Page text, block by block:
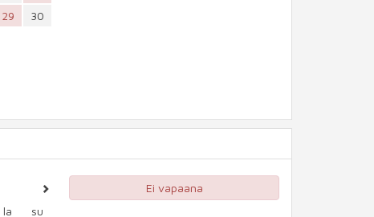
29
30
la su
Ei vapaana